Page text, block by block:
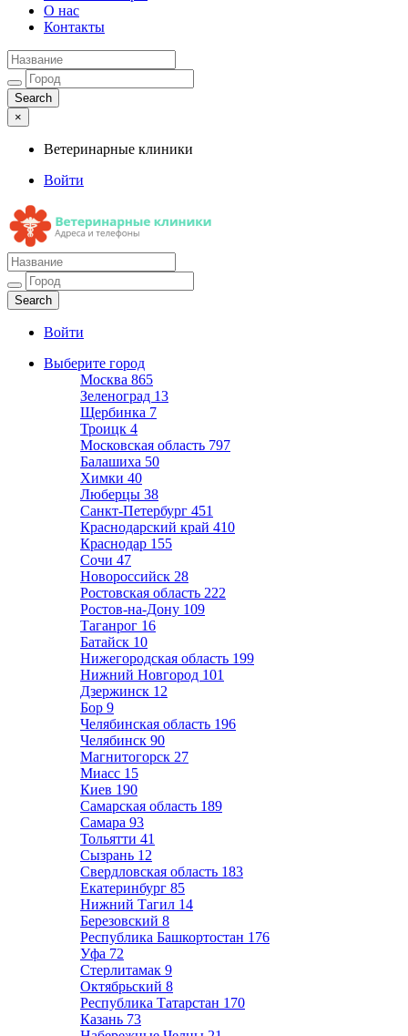
О нас
Контакты
×
Ветеринарные клиники
Войти
Ветеринарные клиники
Адреса и телефоны
Войти
Выберите город
Москва 865
Зеленоград 13
Щербинка 7
Троицк 4
Московская область 797
Балашиха 50
Химки 40
Люберцы 38
Санкт-Петербург 451
Краснодарский край 410
Краснодар 155
Сочи 47
Новороссийск 28
Ростовская область 222
Ростов-на-Дону 109
Таганрог 16
Батайск 10
Нижегородская область 199
Нижний Новгород 101
Дзержинск 12
Бор 9
Челябинская область 196
Челябинск 90
Магнитогорск 27
Миасс 15
Киев 190
Самарская область 189
Самара 93
Тольятти 41
Сызрань 12
Свердловская область 183
Екатеринбург 85
Нижний Тагил 14
Березовский 8
Республика Башкортостан 176
Уфа 72
Стерлитамак 9
Октябрьский 8
Республика Татарстан 170
Казань 73